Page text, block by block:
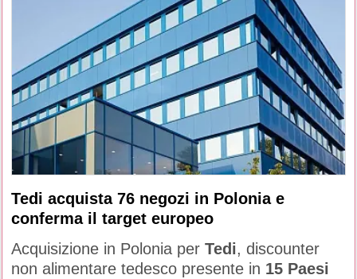
Tedi acquista 76 negozi in Polonia e
conferma il target europeo
Acquisizione in Polonia per Tedi, discounter
non alimentare tedesco presente in 15 Paesi